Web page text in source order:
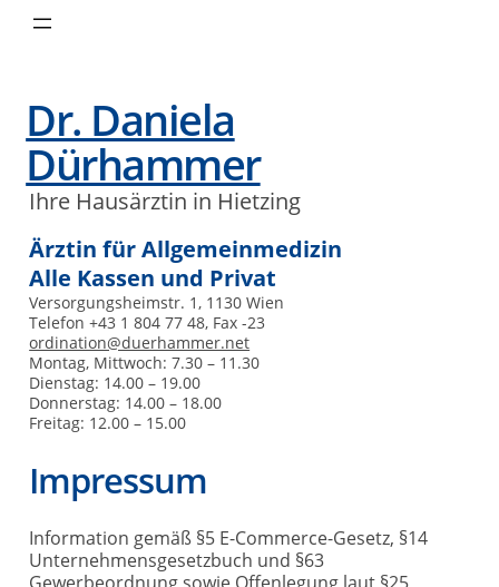
Dr. Daniela
Dürhammer
Ihre Hausärztin in Hietzing
Ärztin für Allgemeinmedizin
Alle Kassen und Privat
Versorgungsheimstr. 1, 1130 Wien
Telefon +43 1 804 77 48, Fax -23
ordination@duerhammer.net
Montag, Mittwoch: 7.30 – 11.30
Dienstag: 14.00 – 19.00
Donnerstag: 14.00 – 18.00
Freitag: 12.00 – 15.00
Impressum
Information gemäß §5 E-Commerce-Gesetz, §14
Unternehmensgesetzbuch und §63